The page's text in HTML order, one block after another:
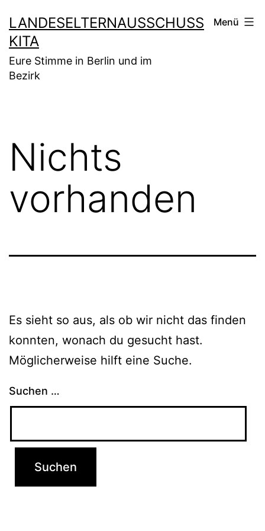
Inhalt
springen
LANDESELTERNAUSSCHUSS
KITA
Eure Stimme in Berlin und im
Bezirk
Menü
Nichts
vorhanden
Es sieht so aus, als ob wir nicht das finden
konnten, wonach du gesucht hast.
Möglicherweise hilft eine Suche.
Suchen …